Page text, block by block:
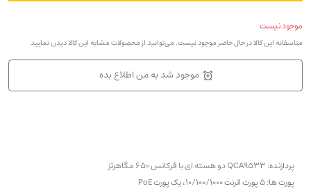
موجود نیست
متاسفانه این کالا در حال حاضر موجود نیست. می‌توانید از محصولات مشابه این کالا دیدن نمایید
موجود شد به من اطلاع بده
پردازنده: QCA9533 دو هسته ای با فرکانس 650 مگاهرتز
پورت ها: 5 پورت اترنت 10/100/1000، یک پورت PoE